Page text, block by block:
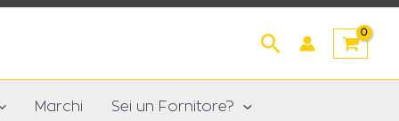
Cerca
Marchi Sei un Fornitore?